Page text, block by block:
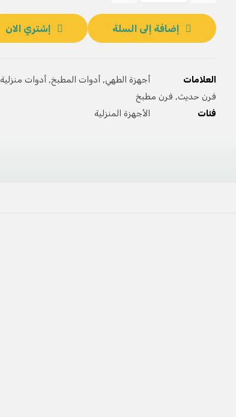
إضافة إلى السلة إشتري الان
العلامات أجهزة الطهي,أدوات المطبخ,أدوات منزلية
فرن حديث, فرن مطبخ
فئات
الأجهزة المنزلية